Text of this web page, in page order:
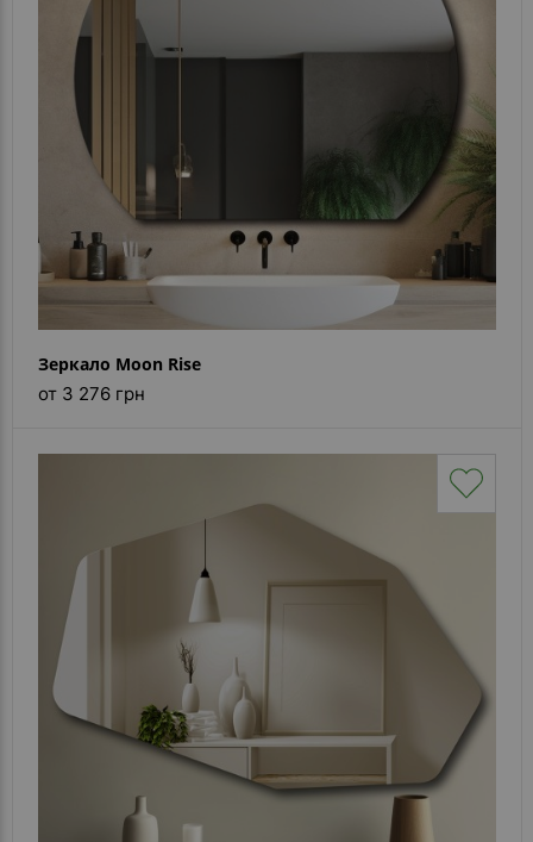
Зеркало Moon Rise
от 3 276 грн